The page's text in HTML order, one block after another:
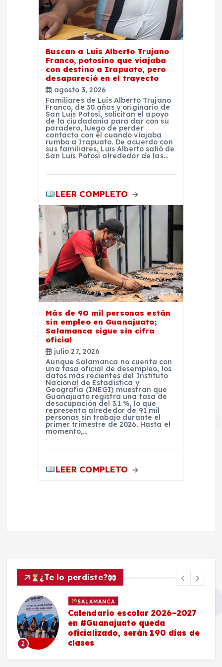
Buscan a Luis Alberto Trujano
Franco, potosino que viajaba
con destino a Irapuato, pero
desapareció en el trayecto
agosto 3, 2026
Familiares de Luis Alberto Trujano
Franco, de 30 años y originario de
San Luis Potosí, solicitan el apoyo
de la ciudadanía para dar con su
paradero, luego de perder
contacto con él cuando viajaba
rumbo a Irapuato. De acuerdo con
sus familiares, Luis Alberto salió de
San Luis Potosí alrededor de las…
LEER COMPLETO
Más de 90 mil personas están
sin empleo en Guanajuato;
Salamanca sigue sin cifra
oficial
julio 27, 2026
Aunque Salamanca no cuenta con
una tasa oficial de desempleo, los
datos más recientes del Instituto
Nacional de Estadística y
Geografía (INEGI) muestran que
Guanajuato registra una tasa de
desocupación del 3.1 %, lo que
representa alrededor de 91 mil
personas sin trabajo durante el
primer trimestre de 2026. Hasta el
momento,…
LEER COMPLETO
¿Te lo perdiste?
2
SALAMANCA
Calendario escolar 2026–2027
en #Guanajuato queda
oficializado, serán 190 días de
clases